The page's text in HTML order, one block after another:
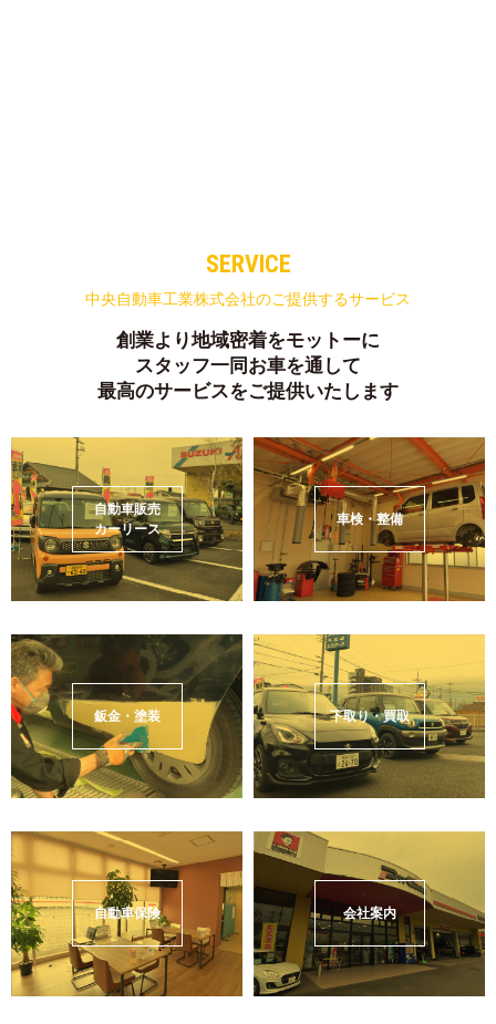
SERVICE
中央自動車工業株式会社のご提供するサービス
創業より地域密着をモットーに
スタッフ一同 お車を通して
最高のサービスをご提供いたします
自動車販売
カーリース
車検・整備
鈑金・塗装 下取り・買取
自動車保険 会社案内